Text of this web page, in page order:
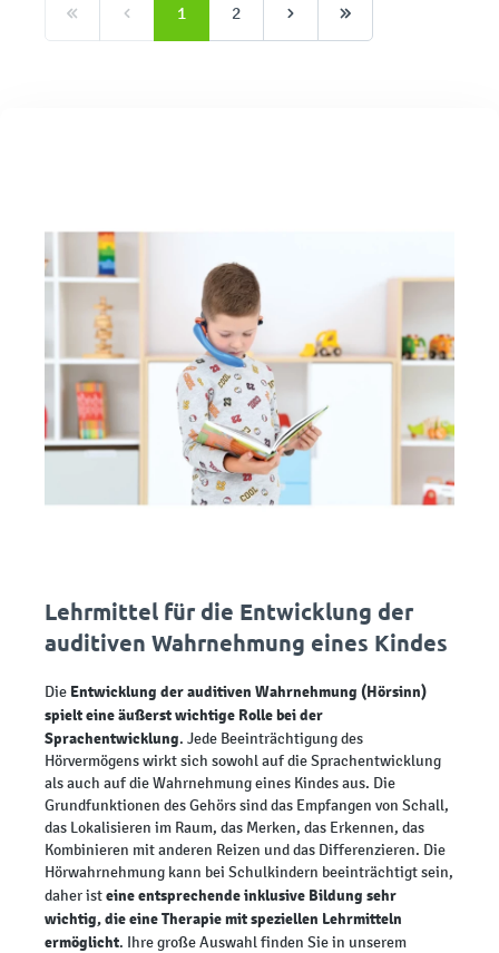
1 2
Lehrmittel für die Entwicklung der
auditiven Wahrnehmung eines Kindes
Die Entwicklung der auditiven Wahrnehmung (Hörsinn)
spielt eine äußerst wichtige Rollebei der
Sprachentwicklung. Jede Beeinträchtigung des
Hörvermögens wirkt sich sowohl auf die Sprachentwicklung
als auch auf die Wahrnehmung eines Kindes aus. Die
Grundfunktionen des Gehörs sind das Empfangen von Schall,
das Lokalisieren im Raum, das Merken, das Erkennen, das
Kombinieren mit anderen Reizen und das Differenzieren. Die
Hörwahrnehmung kann bei Schulkindern beeinträchtigt sein,
daher isteine entsprechende inklusive Bildung sehr
wichtig, die eine Therapie mit speziellen Lehrmitteln
ermöglicht. Ihre große Auswahl finden Sie in unserem